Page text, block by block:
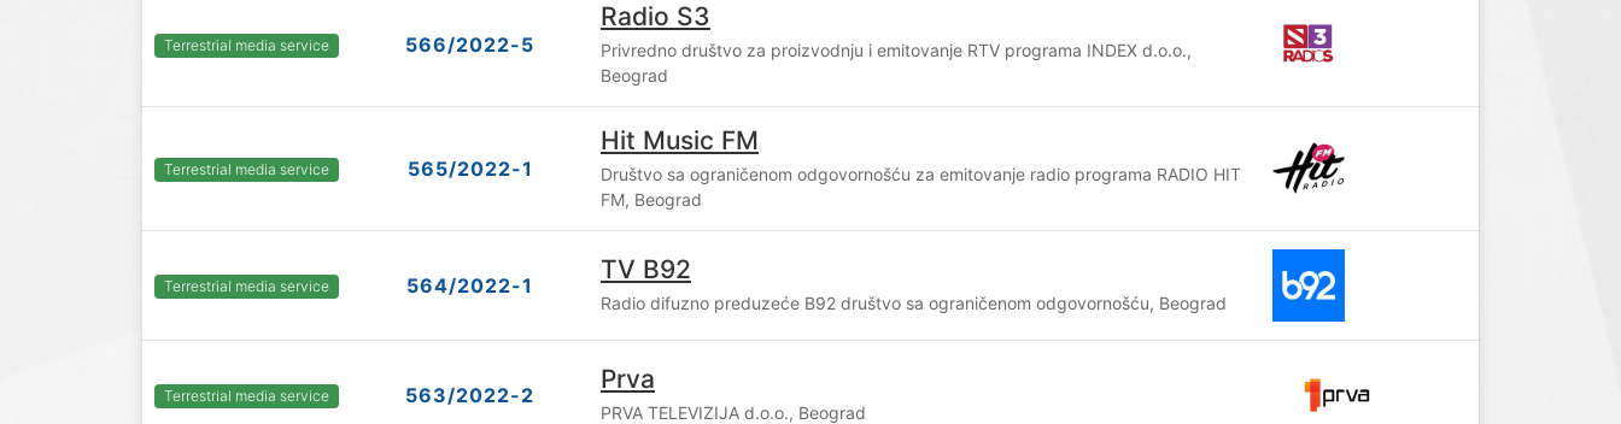
Terrestrial media service 566/2022-5
Radio S3
Privredno društvo za proizvodnju i emitovanje RTV programa INDEX d.o.o.,
Beograd
Terrestrial media service 565/2022-1
Hit Music FM
Društvo sa ograničenom odgovornošću za emitovanje radio programa RADIO HIT
FM, Beograd
Terrestrial media service 564/2022-1
TV B92
Radio difuzno preduzeće B92 društvo sa ograničenom odgovornošću, Beograd
Terrestrial media service 563/2022-2
Prva
PRVA TELEVIZIJA d.o.o., Beograd